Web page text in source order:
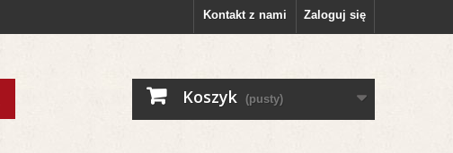
Zaloguj się
Kontakt z nami
Koszyk (pusty)